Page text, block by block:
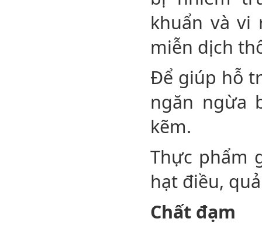
khuẩn và
miễn dịch
Để giúp hỗ
ngăn ngừa
kẽm.
Thực phẩm
hạt điều,
Chất đạm